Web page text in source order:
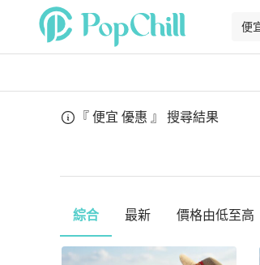
『 便宜 優惠 』 搜尋結果
綜合 最新 價格由低至高